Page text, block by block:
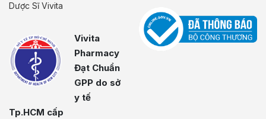
Dược Sĩ Vivita
Vivita
Pharmacy
Đạt Chuẩn
GPP do sở
y tế
Tp.HCM cấp